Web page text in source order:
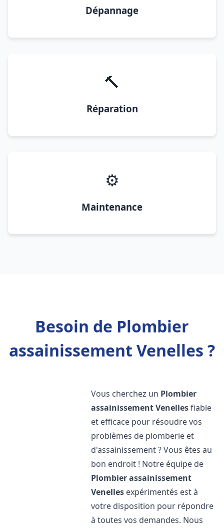
Dépannage
🔨
Réparation
⚙️
Maintenance
Besoin de Plombier
assainissement Venelles ?
Vous cherchez un Plombier
assainissementVenellesfiable
et efficace pour résoudre vos
problèmes de plomberie et
d'assainissement ? Vous êtes au
bon endroit ! Notre équipe de
Plombier assainissement
Venelles expérimentés est à
votre disposition pour répondre
à toutes vos demandes. Nous